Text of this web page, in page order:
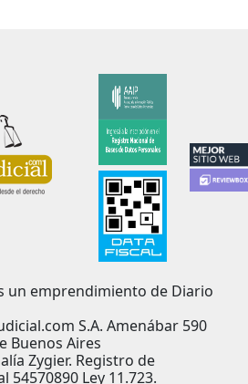
un emprendimiento de Diario
S.A. Amenábar 590
Buenos Aires
Zygier. Registro de
Ley 11.723.